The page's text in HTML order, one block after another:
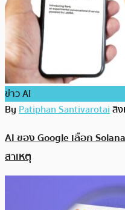
ข่าว AI
ByPatiphan Santivarotaiสิ
AI ของ Google เลือก
สาเหตุ